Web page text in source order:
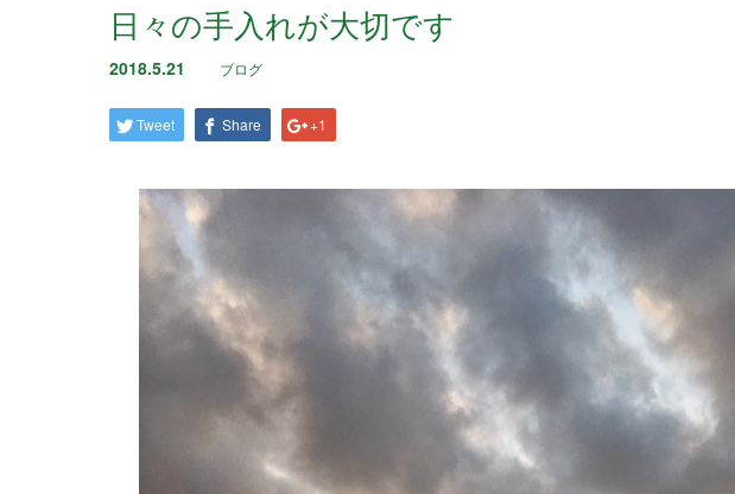
日々の手入れが大切です
2018.5.21 ブログ
Tweet Share +1